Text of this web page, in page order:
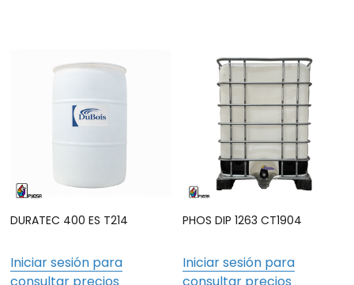
DURATEC 400 ES T214
Iniciar sesión para
PHOS DIP 1263 CT1904
Iniciar sesión para